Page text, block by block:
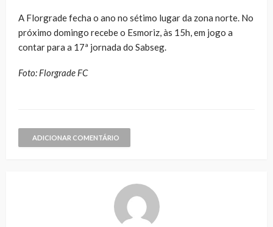
A Florgrade fecha o ano no sétimo lugar da zona norte. No
próximo domingo recebe o Esmoriz, às 15h, em jogo a
contar para a 17ª jornada do Sabseg.
Foto: Florgrade FC
ADICIONAR COMENTÁRIO